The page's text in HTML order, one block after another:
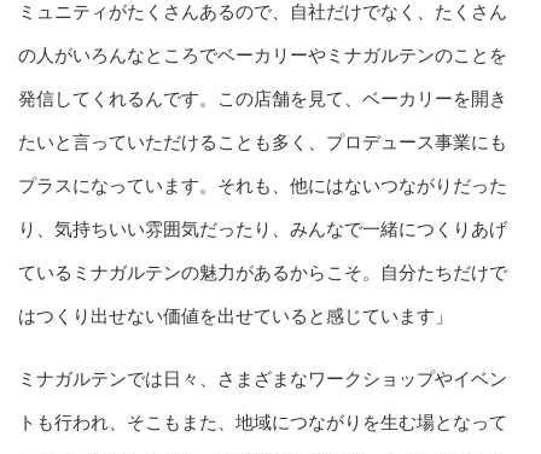
ミュニティがたくさんあるので、自社だけでなく、たくさん
の人がいろんなところでベーカリーやミナガルテンのことを
発信してくれるんです。この店舗を見て、ベーカリーを開き
たいと言っていただけることも多く、プロデュース事業にも
プラスになっています。それも、他にはないつながりだった
り、気持ちいい雰囲気だったり、みんなで一緒につくりあげ
ているミナガルテンの魅力があるからこそ。自分たちだけで
はつくり出せない価値を出せていると感じています」
ミナガルテンでは日々、さまざまなワークショップやイベン
トも行われ、そこもまた、地域につながりを生む場となって